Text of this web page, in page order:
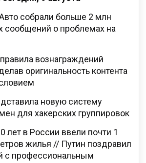
собрали больше 2 млн
сообщений о проблемах на
вознаграждений
оригинальность контента
новую систему
для хакерских группировок
лет в России ввели почти 1
жилья // Путин поздравил
с профессиональным